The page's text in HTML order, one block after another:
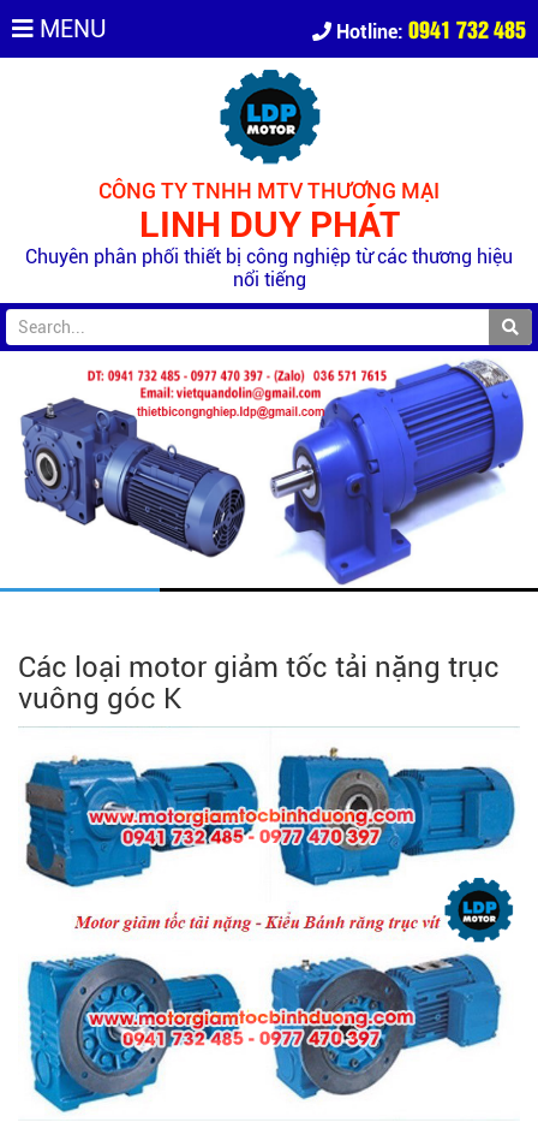
MENU Hotline: 0941 732 485
CÔNG TY TNHH MTV THƯƠNG MẠI
LINH DUY PHÁT
Chuyên phân phối thiết bị công nghiệp từ các thương hiệu
nổi tiếng
Các loại motor giảm tốc tải nặng trục
vuông góc K